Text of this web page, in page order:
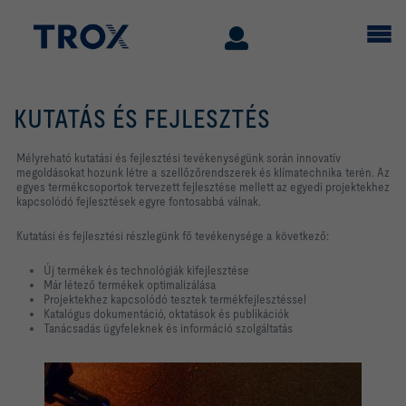
KUTATÁS ÉS FEJLESZTÉS
Mélyreható kutatási és fejlesztési tevékenységünk során innovatív
megoldásokat hozunk létre a szellőzőrendszerek és klímatechnika terén. Az
egyes termékcsoportok tervezett fejlesztése mellett az egyedi projektekhez
kapcsolódó fejlesztések egyre fontosabbá válnak.
Kutatási és fejlesztési részlegünk fő tevékenysége a következő:
Új termékek és technológiák kifejlesztése
Már létező termékek optimalizálása
Projektekhez kapcsolódó tesztek termékfejlesztéssel
Katalógus dokumentáció, oktatások és publikációk
Tanácsadás ügyfeleknek és információ szolgáltatás